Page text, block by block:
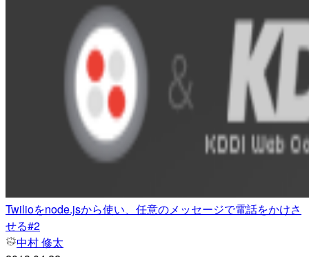
Twilioをnode.jsから使い、任意のメッセージで電話をかけさ
せる#2
中村 修太